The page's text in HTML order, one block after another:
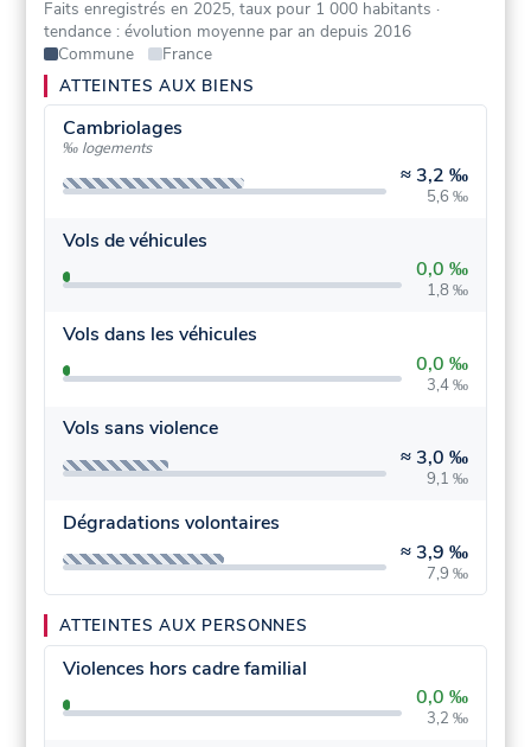
Faits enregistrés en 2025, taux pour 1 000 habitants ·
tendance : évolution moyenne par an depuis 2016
Commune
France
ATTEINTES AUX BIENS
Cambriolages
‰ logements
≈ 3,2 ‰
5,6 ‰
Vols de véhicules
0,0 ‰
1,8 ‰
Vols dans les véhicules
0,0 ‰
3,4 ‰
Vols sans violence
≈ 3,0 ‰
9,1 ‰
Dégradations volontaires
≈ 3,9 ‰
7,9 ‰
ATTEINTES AUX PERSONNES
Violences hors cadre familial
0,0 ‰
3,2 ‰